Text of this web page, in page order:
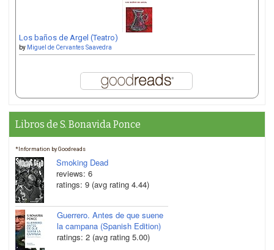
Los baños de Argel (Teatro)
by Miguel de Cervantes Saavedra
Libros de S. Bonavida Ponce
*Information by Goodreads
Smoking Dead
reviews: 6
ratings: 9 (avg rating 4.44)
Guerrero. Antes de que suene
la campana (Spanish Edition)
ratings: 2 (avg rating 5.00)